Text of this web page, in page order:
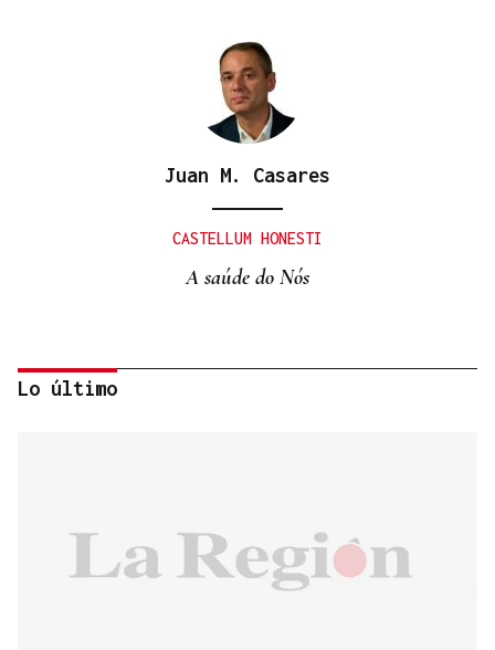
Juan M. Casares
CASTELLUM HONESTI
A saúde do Nós
CRÓNICAS DE VERANO
El doble bikini como filosofía de vida
Lo último